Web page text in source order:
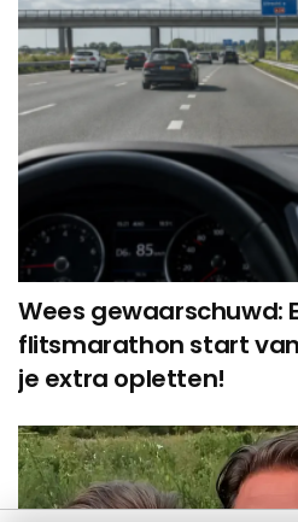
Wees gewaarschuwd:
flitsmarathon start
je extra opletten!